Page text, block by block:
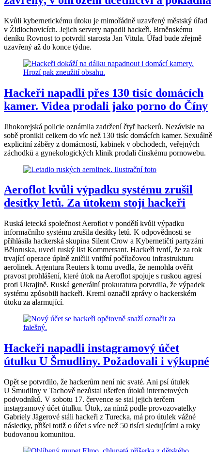
Kvůli kybernetickému útoku je mimořádně uzavřený městský úřad
v Židlochovicích. Jejich servery napadli hackeři. Brněnskému
deníku Rovnost to potvrdil starosta Jan Vitula. Úřad bude zřejmě
uzavřený až do konce týdne.
Hackeři napadli přes 130 tisíc domácích
kamer. Videa prodali jako porno do Číny
Jihokorejská policie oznámila zadržení čtyř hackerů. Nezávisle na
sobě pronikli celkem do víc než 130 tisíc domácích kamer. Sexuálně
explicitní záběry z domácností, kabinek v obchodech, veřejných
záchodků a gynekologických klinik prodali čínskému pornowebu.
Aeroflot kvůli výpadku systému zrušil
desítky letů. Za útokem stojí hackeři
Ruská letecká společnost Aeroflot v pondělí kvůli výpadku
informačního systému zrušila desítky letů. K odpovědnosti se
přihlásila hackerská skupina Silent Crow a Kybernetičtí partyzáni
Běloruska, uvedl ruský list Kommersant. Hackeři tvrdí, že za rok
trvající operace úplně zničili vnitřní počítačovou infrastrukturu
aerolinek. Agentura Reuters k tomu uvedla, že nemohla ověřit
pravost prohlášení, které útok na Aeroflot spojuje s ruskou agresí
proti Ukrajině. Ruská generální prokuratura potvrdila, že výpadek
systému způsobili hackeři. Kreml označil zprávy o hackerském
útoku za alarmující.
Hackeři napadli instagramový účet
útulku U Šmudliny. Požadovali i výkupné
Opět se potvrdilo, že hackerům není nic svaté. Ani psí útulek
U Šmudliny v Tachově nezůstal ušetřen útoků internetových
podvodníků. V sobotu 17. července se stal jejich terčem
instagramový účet útulku. Útok, za nímž podle provozovatelky
Gabriely Jägerové stáli hackeři z Turecka, má pro útulek vážné
následky, přišel totiž o účet s více než 50 tisíci sledujícími a roky
budovanou komunitou.